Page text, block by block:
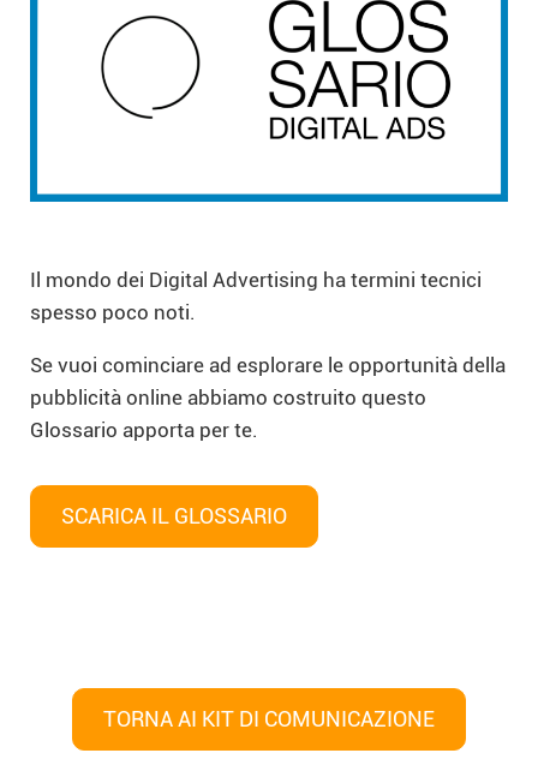
Il mondo dei Digital Advertising ha termini tecnici
spesso poco noti.
Se vuoi cominciare ad esplorare le opportunità della
pubblicità online abbiamo costruito questo
Glossario apporta per te.
SCARICA IL GLOSSARIO
TORNA AI KIT DI COMUNICAZIONE